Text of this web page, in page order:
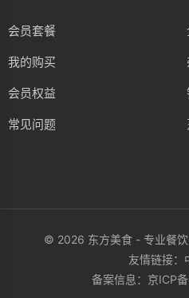
会员套餐
我的购买
会员权益
常见问题
© 2026 东方美食 - 专业餐
友情链接：
备案信息： 京ICP